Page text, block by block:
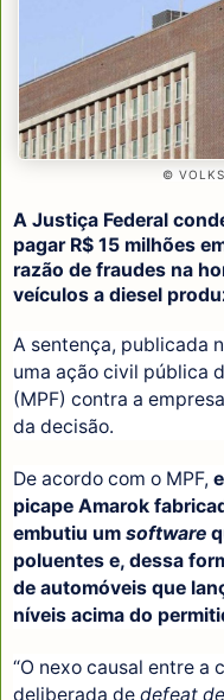
©
A Justiça Federal
pagar R$ 15 milhões
razão de fraudes na
veículos a diesel
A sentença, publicada
uma ação civil pública
(MPF) contra a
da decisão.
De acordo com o MPF,
picape Amarok
embutiu um software
poluentes e, dessa
de automóveis que
níveis acima do
“O nexo causal entre a
deliberada de defeat